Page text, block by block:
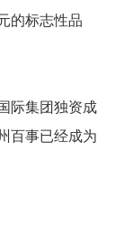
的标志性品
际集团独资成
百事已经成为